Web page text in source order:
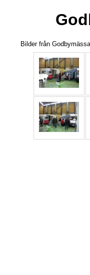
Bilder från